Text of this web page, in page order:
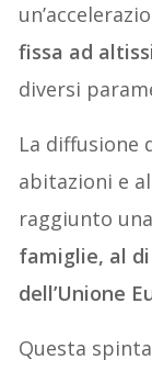
fissa ad
diversi
La diffusione
abitazioni e
raggiunto una
famiglie, al
dell’Unione
Questa